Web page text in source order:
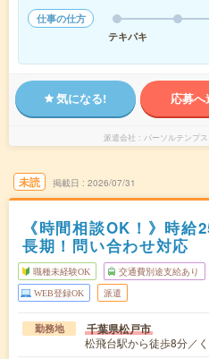
仕事の仕方
テキパキ
気になる! 応募へ
派遣会社 パーソルテンプ
未読 掲載日 2026/07/31
《時間相談OK！》時給
長期！問い合わせ対応
職種未経験OK 交通費別途支給あり
WEB登録OK 派遣
勤務地 千葉県松戸市
松飛台駅から徒歩8分／